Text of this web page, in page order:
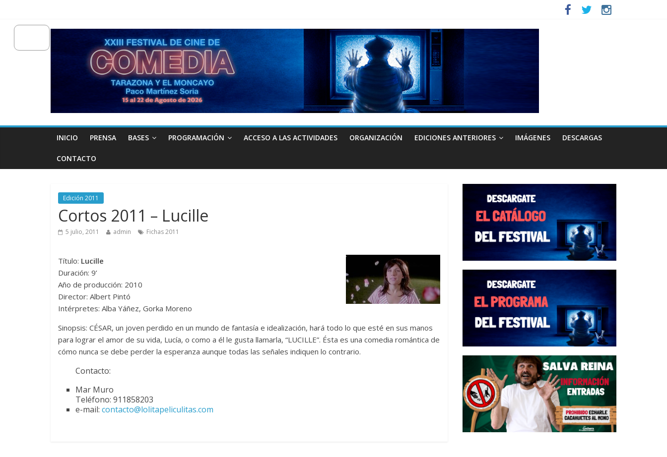
INICIO PRENSA BASES PROGRAMACIÓN ACCESO A LAS ACTIVIDADES ORGANIZACIÓN EDICIONES ANTERIORES IMÁGENES DESCARGAS
CONTACTO
Edición 2011
Cortos 2011 – Lucille
5 julio, 2011 admin Fichas 2011
Título: Lucille
Duración: 9’
Año de producción: 2010
Director: Albert Pintó
Intérpretes: Alba Yáñez, Gorka Moreno
Sinopsis: CÉSAR, un joven perdido en un mundo de fantasía e idealización, hará todo lo que esté en sus manos
para lograr el amor de su vida, Lucía, o como a él le gusta llamarla, “LUCILLE”. Ésta es una comedia romántica de
cómo nunca se debe perder la esperanza aunque todas las señales indiquen lo contrario.
Contacto:
Mar Muro
Teléfono: 911858203
e-mail: contacto@lolitapeliculitas.com